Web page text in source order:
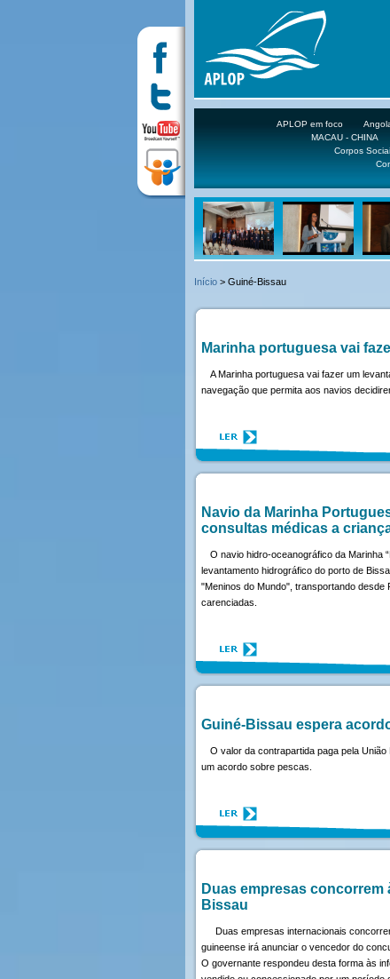
APLOP em foco
MACAU - CHINA
Corpos
Início > Guiné-Bissau
Marinha portuguesa vai
A Marinha portuguesa vai fazer um
navegação que permita aos navios
Navio da Marinha
consultas médicas a
O navio hidro-oceanográfico da Marinha
levantamento hidrográfico do porto de
"Meninos do Mundo", transportando
carenciadas.
Guiné-Bissau espera
O valor da contrapartida paga pela
um acordo sobre pescas.
Duas empresas
Bissau
Duas empresas internacionais
guineense irá anunciar o vencedor do
O governante respondeu desta forma às